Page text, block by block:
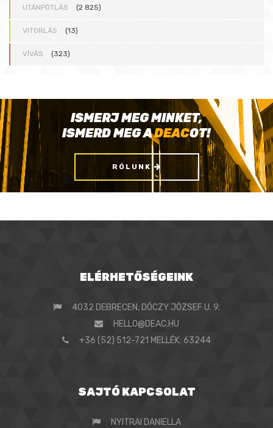
UTÁNPÓTLÁS (2 825)
VITORLÁS (13)
VÍVÁS (323)
ISMERJ MEG MINKET,
ISMERD MEG ADEACOT!
RÓLUNK
ELÉRHETŐSÉGEINK
4032 DEBRECEN, DÓCZY JÓZSEF U. 9.
HELLO@DEAC.HU
+36 (52) 512-721 MELLÉK: 63244
SAJTÓ KAPCSOLAT
NYITRAI DANIELLA